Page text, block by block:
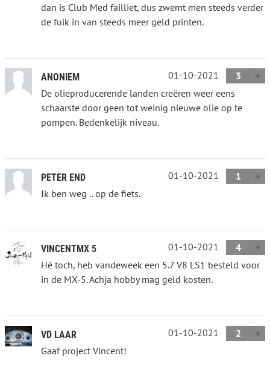
dan is Club Med failliet, dus zwemt men steeds verder
de fuik in van steeds meer geld printen.
ANONIEM 01-10-2021
3
De olieproducerende landen creëren weer eens
schaarste door geen tot weinig nieuwe olie op te
pompen. Bedenkelijk niveau.
PETER END 01-10-2021
1
Ik ben weg .. op de fiets.
VINCENTMX 5 01-10-2021
4
Hè toch, heb vandeweek een 5.7 V8 LS1 besteld voor
in de MX-5. Achja hobby mag geld kosten.
VD LAAR 01-10-2021
2
Gaaf project Vincent!